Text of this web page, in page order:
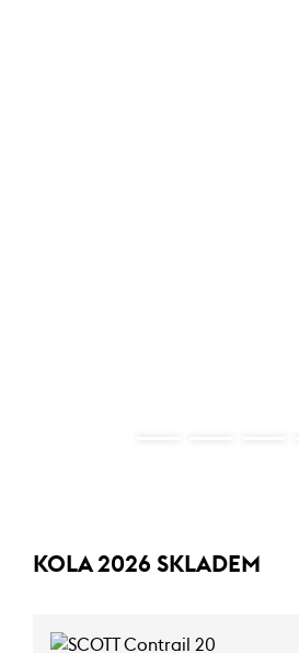
KOLA 2026 SKLADEM